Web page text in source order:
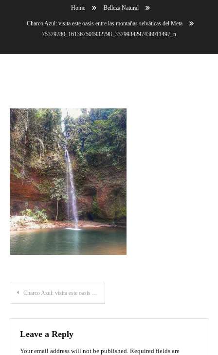
Home Belleza Natural
Charco Azul: visita este oasis entre las montañas selváticas del Meta
75379780_161367501932798_3379934297438011497_n
Post
navigation
Charco Azul: visita este oasis entre las montañas selváticas del Meta
Leave a Reply
Your email address will not be published. Required fields are